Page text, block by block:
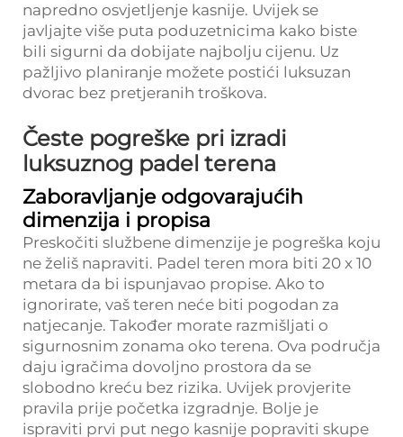
napredno osvjetljenje kasnije. Uvijek se
javljajte više puta poduzetnicima kako biste
bili sigurni da dobijate najbolju cijenu. Uz
pažljivo planiranje možete postići luksuzan
dvorac bez pretjeranih troškova.
Česte pogreške pri izradi
luksuznog padel terena
Zaboravljanje odgovarajućih
dimenzija i propisa
Preskočiti službene dimenzije je pogreška koju
ne želiš napraviti. Padel teren mora biti 20 x 10
metara da bi ispunjavao propise. Ako to
ignorirate, vaš teren neće biti pogodan za
natjecanje. Također morate razmišljati o
sigurnosnim zonama oko terena. Ova područja
daju igračima dovoljno prostora da se
slobodno kreću bez rizika. Uvijek provjerite
pravila prije početka izgradnje. Bolje je
ispraviti prvi put nego kasnije popraviti skupe